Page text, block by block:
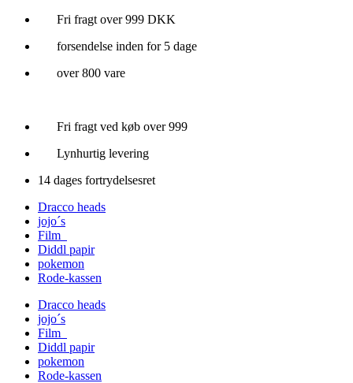
Videre
indhold
Fri fragt over 999 DKK
forsendelse inden for 5 dage
over 800 vare
Fri fragt ved køb over 999
Lynhurtig levering
14 dages fortrydelsesret
Dracco heads
jojo´s
Film
Diddl papir
pokemon
Rode-kassen
Dracco heads
jojo´s
Film
Diddl papir
pokemon
Rode-kassen